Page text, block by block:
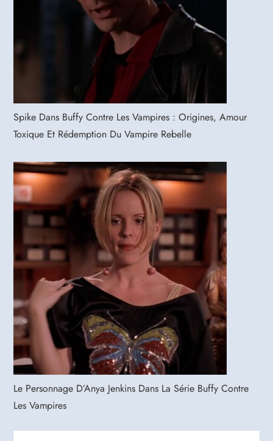
Spike Dans Buffy Contre Les Vampires : Origines, Amour
Toxique Et Rédemption Du Vampire Rebelle
Le Personnage D’Anya Jenkins Dans La Série Buffy Contre
Les Vampires